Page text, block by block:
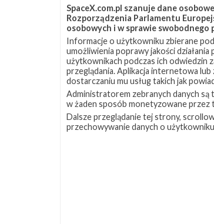
statku Dragon (Źródło: NASA)
jest na dobrej drodze do
również nadzieję, że jeszcze w
Pod koniec sierpnia w ośrodku
stopnia rakiety Falcon 9, który
połączona z drugim stopniem
Team in McGregor,
SpaceX.com.pl szanuje dane
Rozporządzenia Parlamentu
osobowych i w sprawie
Informacje o użytkowniku zbierane
umożliwienia poprawy jakości
użytkownikach podczas ich odwiedzin
przeglądania. Aplikacja internetowa
dostarczaniu mu usług takich jak
Administratorem zebranych danych są
w żaden sposób monetyzowane
Dalsze przeglądanie tej strony,
przechowywanie danych o